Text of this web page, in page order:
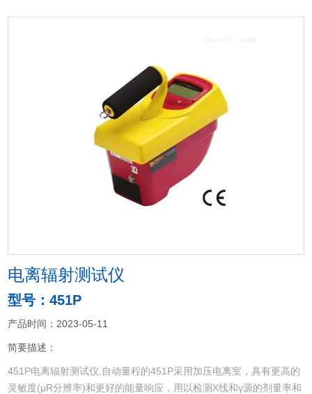
电离辐射测试仪
型号：451P
产品时间：2023-05-11
简要描述：
451P电离辐射测试仪,自动量程的451P采用加压电离室，具有更高的
灵敏度(μR分辨率)和更好的能量响应，用以检测X线和γ源的剂量率和